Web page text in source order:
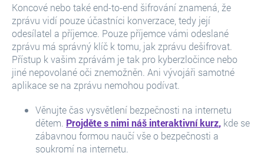
Koncové nebo také end-to-end šifrování znamená, že
zprávu vidí pouze účastníci konverzace, tedy její
odesílatel a příjemce. Pouze příjemce vámi odeslané
zprávu má správný klíč k tomu, jak zprávu dešifrovat.
Přístup k vašim zprávám je tak pro kyberzločince nebo
jiné nepovolané oči znemožněn. Ani vývojáři samotné
aplikace se na zprávu nemohou podívat.
Věnujte čas vysvětlení bezpečnosti na internetu
dětem. Projděte s nimi náš interaktivní kurz, kde se
zábavnou formou naučí vše o bezpečnosti a
soukromí na internetu.